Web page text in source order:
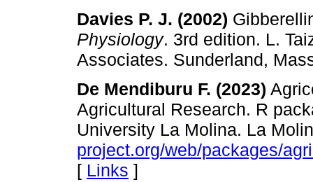
Davies P. J. (2002)
Physiology. 3rd edition. L.
Associates. Sunderland,
De Mendiburu F. (2023)
Agricultural Research. R
University La Molina. La
project.org/web/packages/
[ Links ]